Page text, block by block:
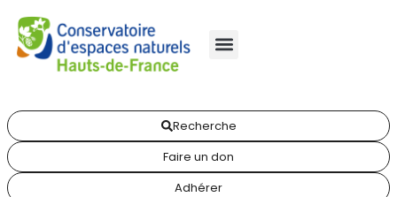
Recherche
Faire un don
Adhérer